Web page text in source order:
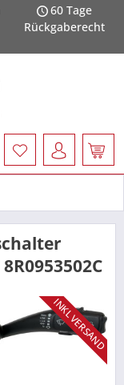
60 Tage
Rückgaberecht
INKL VERSAND